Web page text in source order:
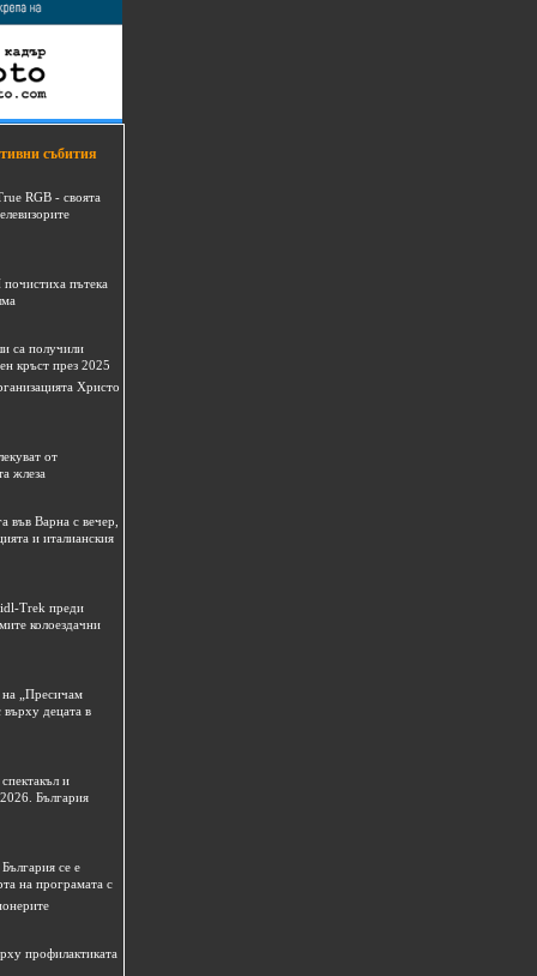
събития
RGB - своята
пътека
са получили
кръст през 2025
Христо
от
жлеза
във Варна с вечер,
и италианския
Trek преди
колоездачни
на „Пресичам
децата в
и
България
се е
на програмата с
профилактиката